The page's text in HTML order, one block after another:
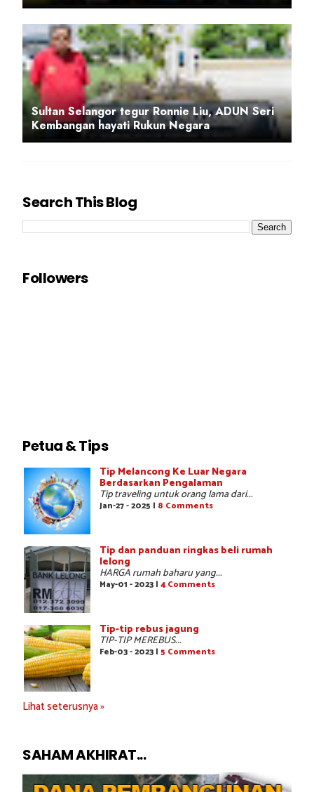
Sultan Selangor tegur Ronnie Liu, ADUN Seri
Kembangan hayati Rukun Negara
Search This Blog
Followers
Petua & Tips
Tip Melancong Ke Luar Negara
Berdasarkan Pengalaman
Tip traveling untuk orang lama dari...
Jan-27 - 2025 | 8 Comments
Tip dan panduan ringkas beli rumah
lelong
HARGA rumah baharu yang...
May-01 - 2023 | 4 Comments
Tip-tip rebus jagung
TIP-TIP MEREBUS...
Feb-03 - 2023 | 5 Comments
Lihat seterusnya »
SAHAM AKHIRAT...